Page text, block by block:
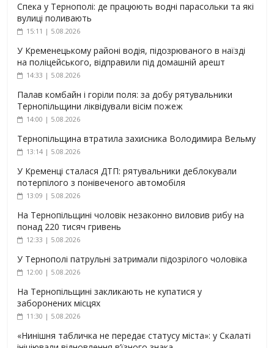
Спека у Тернополі: де працюють водні парасольки та які
вулиці поливають
15:11 | 5.08.2026
У Кременецькому районі водія, підозрюваного в наїзді
на поліцейського, відправили під домашній арешт
14:33 | 5.08.2026
Палав комбайн і горіли поля: за добу рятувальники
Тернопільщини ліквідували вісім пожеж
14:00 | 5.08.2026
Тернопільщина втратила захисника Володимира Вельму
13:14 | 5.08.2026
У Кременці сталася ДТП: рятувальники деблокували
потерпілого з понівеченого автомобіля
13:09 | 5.08.2026
На Тернопільщині чоловік незаконно виловив рибу на
понад 220 тисяч гривень
12:33 | 5.08.2026
У Тернополі патрульні затримали підозрілого чоловіка
12:00 | 5.08.2026
На Тернопільщині закликають не купатися у
заборонених місцях
11:30 | 5.08.2026
«Нинішня табличка не передає статусу міста»: у Скалаті